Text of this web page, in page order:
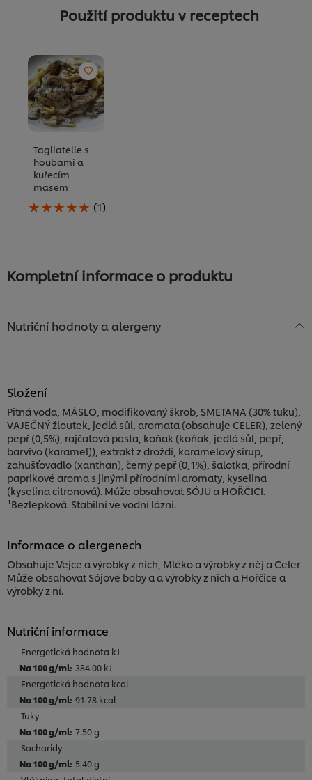
Použití produktu v receptech
Tagliatelle s
houbami a
kuřecím
masem
Průměrné
hodnocení
a
5.0
hodnocení.
(1)
Kompletní informace o produktu
Nutriční hodnoty a alergeny
Složení
Pitná voda, MÁSLO, modifikovaný škrob, SMETANA (30% tuku),
VAJEČNÝ žloutek, jedlá sůl, aromata (obsahuje CELER), zelený
pepř (0,5%), rajčatová pasta, koňak (koňak, jedlá sůl, pepř,
barvivo (karamel)), extrakt z droždí, karamelový sirup,
zahušťovadlo (xanthan), černý pepř (0,1%), šalotka, přírodní
paprikové aroma s jinými přírodními aromaty, kyselina
(kyselina citronová). Může obsahovat SÓJU a HOŘČICI.
¹Bezlepková. Stabilní ve vodní lázni.
Informace o alergenech
Obsahuje Vejce a výrobky z nich, Mléko a výrobky z něj a Celer
Může obsahovat Sójové boby a a výrobky z nich a Hořčice a
výrobky z ní.
Nutriční informace
Energetická hodnota kJ
384.00 kJ
Energetická hodnota kcal
91.78 kcal
Tuky
7.50 g
Sacharidy
5.40 g
Používáme soubory cookies (a podobné techniky),
abychom mohli zlepšovat Vaše zkušenosti s naším
některé funkce (jako je např. ukládání online
nákupního košíku), funkce sdílení na sociálních sítích